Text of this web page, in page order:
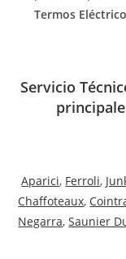
Termos
Servicio
Aparici, Ferroli,
Chaffoteaux,
Negarra,Saunier